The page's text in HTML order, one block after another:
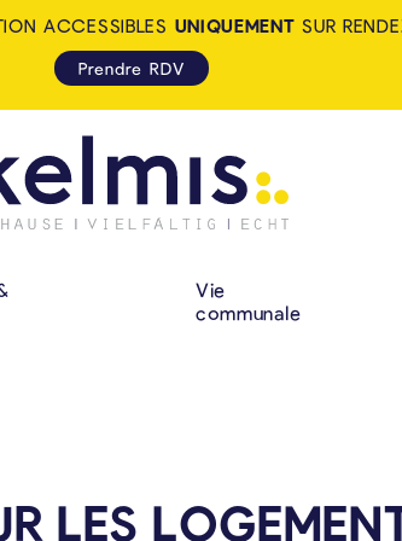
KELMIS - LA
NAVIGATION
Vie
communale
ACCESSIBLES UNIQUEMENT SUR
Prendre RDV
LES